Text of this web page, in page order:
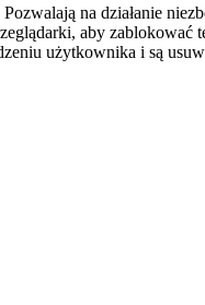
na działanie
aby
użytkownika i są